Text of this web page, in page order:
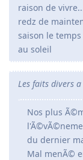
raison de
redz de
saison le
au soleil
Les faits divers
Nos plus
du dernier
Mal menÃ©